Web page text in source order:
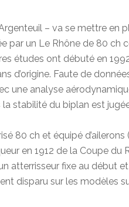
– va se mettre en
par un Le Rhône de 80 ch
études ont débuté en
d’origine. Faute de
une analyse
stabilité du biplan est
80 ch et équipé
en 1912 de la Coupe du
atterrisseur fixe au début
disparu sur les modèles